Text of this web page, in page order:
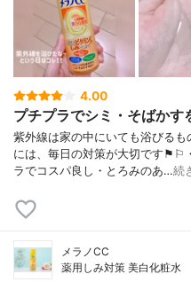
4.00
プチプラでシミ・そばかす
紫外線は家の中にいても浴びる
には、毎日の対策が大切です⚑︎⚐︎
ラでコスパ良し・とろみのあ…続
メラノCC
薬用しみ対策 美白化粧水